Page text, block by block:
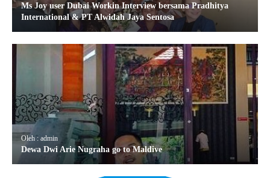
Ms Joy user Dubai Workin Interview bersama Pradhitya
International & PT Alwidah Jaya Sentosa
Oleh : admin
Dewa Dwi Arie Nugraha go to Maldive